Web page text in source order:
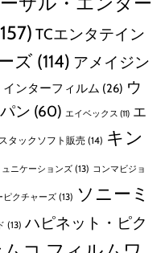
TCエンタテイン
ズ (114) アメイジン
インターフィルム (26) ウ
ン (60) エイベックス (11) エ
タックソフト販売 (14) キン
ニケーションズ (13) コンマビジョ
ピクチャーズ (13) ソニーミ
(13) ハピネット・ピク